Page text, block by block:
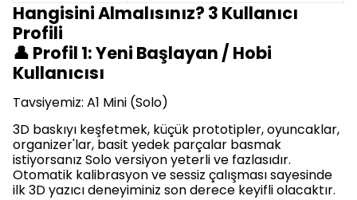
Hangisini Almalısınız? 3 Kullanıcı
Profili
👤 Profil 1: Yeni Başlayan / Hobi
Kullanıcısı
Tavsiyemiz: A1 Mini (Solo)
3D baskıyı keşfetmek, küçük prototipler, oyuncaklar,
organizer'lar, basit yedek parçalar basmak
istiyorsanız Solo versiyon yeterli ve fazlasıdır.
Otomatik kalibrasyon ve sessiz çalışması sayesinde
ilk 3D yazıcı deneyiminiz son derece keyifli olacaktır.